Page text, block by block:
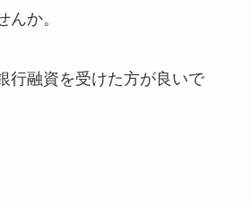
んか。
行融資を受けた方が良いで